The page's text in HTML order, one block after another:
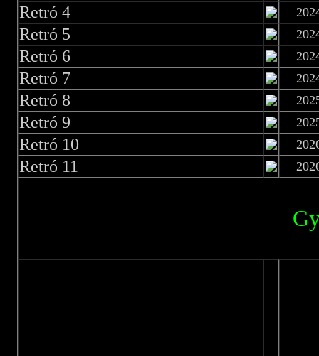
Retró 4
Retró 5
Retró 6
Retró 7
Retró 8
Retró 9
Retró 10
Retró 11